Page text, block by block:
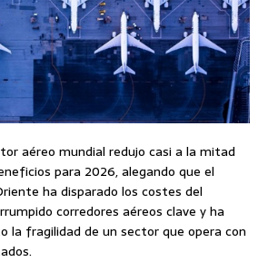
aéreo mundial redujo casi a la mitad
para 2026, alegando que el
ha disparado los costes del
corredores aéreos clave y ha
la fragilidad de un sector que opera con